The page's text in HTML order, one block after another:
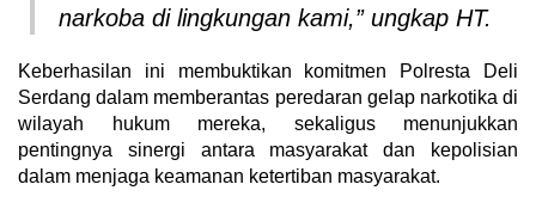
narkoba di lingkungan kami,” ungkap HT.
Keberhasilan ini membuktikan komitmen Polresta Deli
Serdang dalam memberantas peredaran gelap narkotika di
wilayah hukum mereka, sekaligus menunjukkan
pentingnya sinergi antara masyarakat dan kepolisian
dalam menjaga keamanan ketertiban masyarakat.